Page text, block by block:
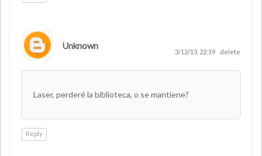
Unknown
3/12/13, 22:19 delete
Laser, perderé la biblioteca, o se mantiene?
Reply